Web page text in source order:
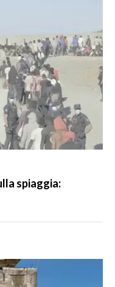
spiaggia: